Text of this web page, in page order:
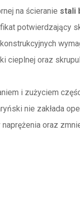
na ścieranie stali
potwierdzający
cieplnej oraz
i zużyciem
nie zakłada
oraz